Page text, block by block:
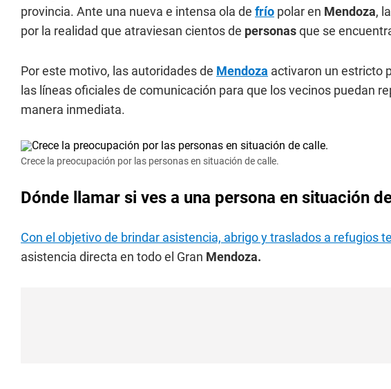
provincia. Ante una nueva e intensa ola de frío polar en Mendoza,
por la realidad que atraviesan cientos de personasque se
Por este motivo, las autoridades de Mendoza activaron un estricto
las líneas oficiales de comunicación para que los vecinos puedan
manera inmediata.
Crece la preocupación por las personas en situación de calle.
Dónde llamar si ves a una persona en situación
Con el objetivo de brindar asistencia, abrigo y traslados a refugios
asistencia directa en todo el Gran Mendoza.